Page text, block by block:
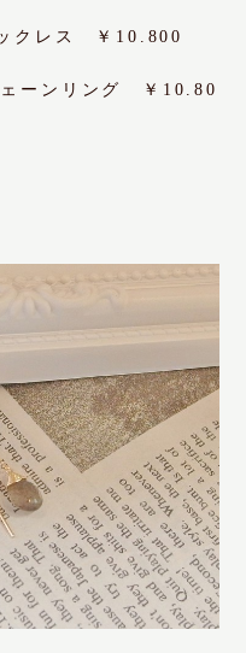
クレス ￥10.800
ーンリング ￥10.80